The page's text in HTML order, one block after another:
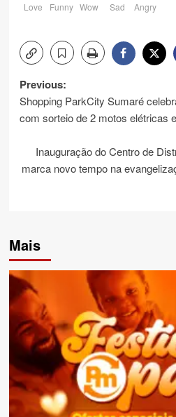
Love
Funny Wow
Sad
Angry
Post
navigation
Previous:
Shopping ParkCity Sumaré
com sorteio de 2 motos elétricas
Inauguração do Centro de
marca novo tempo na
Mais